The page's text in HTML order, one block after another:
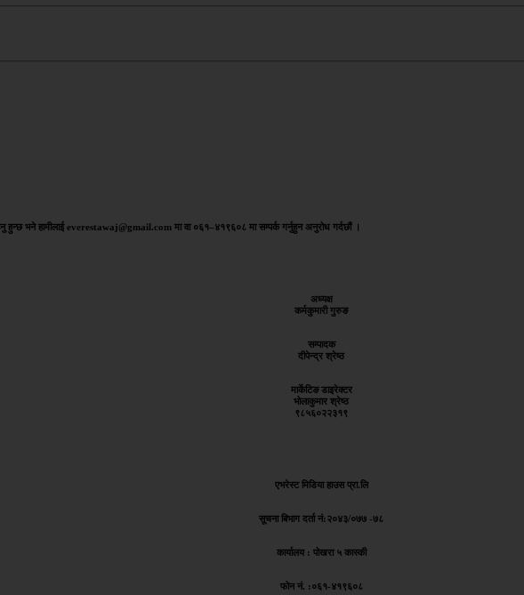
हुन्छ भने हामीलाई everestawaj@gmail.com मा वा ०६१–४१९६०८ मा सम्पर्क गर्नुहुन अनुरोध गर्दछौं ।
अध्यक्ष
कर्मकुमारी गुरुङ
सम्पादक
दीपेन्द्र श्रेष्ठ
मार्केटिङ डाइरेक्टर
भोलाकुमार श्रेष्ठ
९८५६०२२३१९
एभरेस्ट मिडिया हाउस प्रा.लि
सूचना बिभाग दर्ता नं:२०४३/०७७ -७८
कार्यालय : पोखरा ५ कास्की
फोन नं. :०६१-४१९६०८